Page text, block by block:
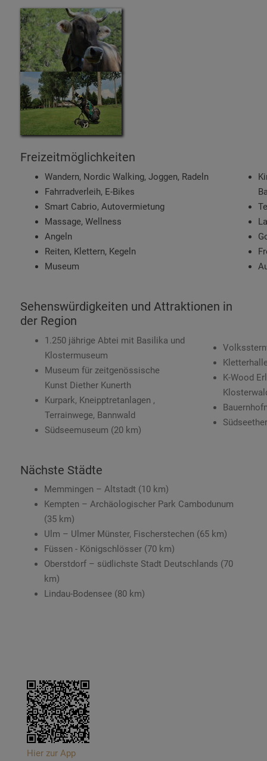
Freizeitmöglichkeiten
Wandern, Nordic Walking, Joggen, Radeln
Fahrradverleih, E-Bikes
Smart Cabrio, Autovermietung
Massage, Wellness
Angeln
Reiten, Klettern, Kegeln
Museum
Sehenswürdigkeiten und Attraktionen in
der Region
1.250 jährige Abtei mit Basilika und
Klostermuseum
Museum für zeitgenössische
Kunst Diether Kunerth
Kurpark, Kneipptretanlagen ,
Terrainwege, Bannwald
Südseemuseum (20 km)
K-Wood
Nächste Städte
Memmingen – Altstadt (10 km)
Kempten – Archäologischer Park Cambodunum
(35 km)
Ulm – Ulmer Münster, Fischerstechen (65 km)
Füssen - Königschlösser (70 km)
Oberstdorf – südlichste Stadt Deutschlands (70
km)
Lindau-Bodensee (80 km)
Hier zur App